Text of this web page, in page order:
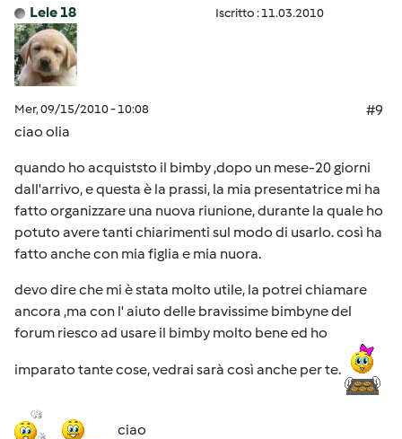
Lele 18 Iscritto : 11.03.2010
Mer, 09/15/2010 - 10:08
#9
ciao olia
quando ho acquiststo il bimby ,dopo un mese-20 giorni
dall'arrivo, e questa è la prassi, la mia presentatrice mi ha
fatto organizzare una nuova riunione, durante la quale ho
potuto avere tanti chiarimenti sul modo di usarlo. così ha
fatto anche con mia figlia e mia nuora.
devo dire che mi è stata molto utile, la potrei chiamare
ancora ,ma con l' aiuto delle bravissime bimbyne del
forum riesco ad usare il bimby molto bene ed ho
imparato tante cose, vedrai sarà così anche per te.
ciao